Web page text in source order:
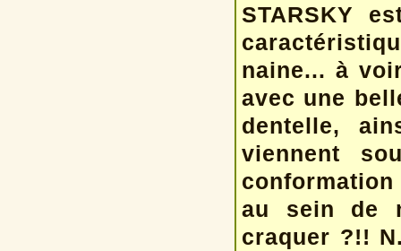
STARSKY
naine... à
avec une
dentelle,
viennent
au sein de
craquer ?!!